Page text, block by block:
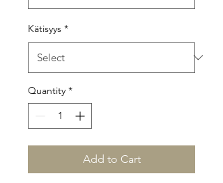
Kätisyys *
Quantity *
Add to Cart